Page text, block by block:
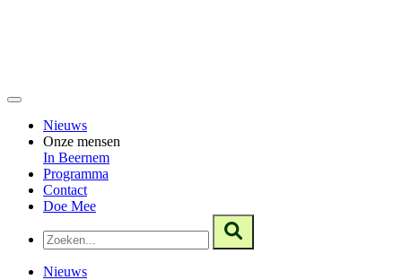
Nieuws
Onze mensen
In Beernem
Programma
Contact
Doe Mee
Nieuws